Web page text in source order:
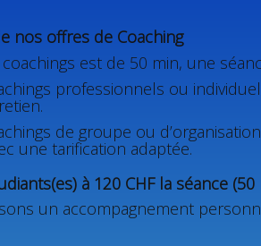
nos offres de Coaching
coachings est de 50 min, une
professionnels ou
de groupe ou
une tarification adaptée.
à 120 CHF la séance (50
un accompagnement